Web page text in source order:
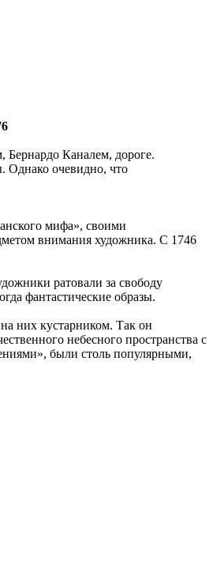
Бернардо Каналем, дороге.
Однако очевидно, что
мифа», своими
внимания художника. С 1746
ратовали за свободу
фантастические образы.
них кустарником. Так он
небесного пространства с
были столь популярными,